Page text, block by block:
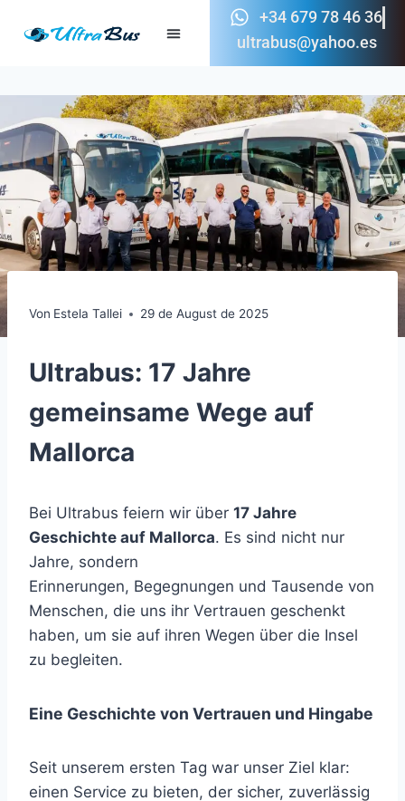
+34 679 78 46 36
ultrabus@yahoo.es
Von Estela Tallei 29 de August de 2025
Ultrabus: 17 Jahre
gemeinsame Wege auf
Mallorca
Bei Ultrabus feiern wir über 17 Jahre
Geschichte auf Mallorca. Es sind nicht nur
Jahre, sondern
Erinnerungen, Begegnungen und Tausende von
Menschen, die uns ihr Vertrauen geschenkt
haben, um sie auf ihren Wegen über die Insel
zu begleiten.
Eine Geschichte von Vertrauen und Hingabe
Seit unserem ersten Tag war unser Ziel klar:
einen Service zu bieten, der sicher, zuverlässig